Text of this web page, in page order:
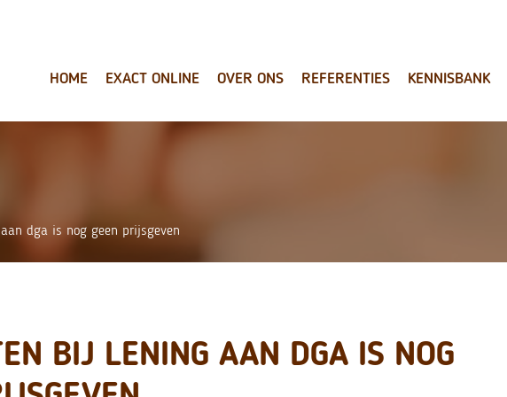
HOME EXACT ONLINE OVER ONS REFERENTIES KENNISBANK
dga is nog geen prijsgeven
BIJ LENING AAN DGA IS NOG